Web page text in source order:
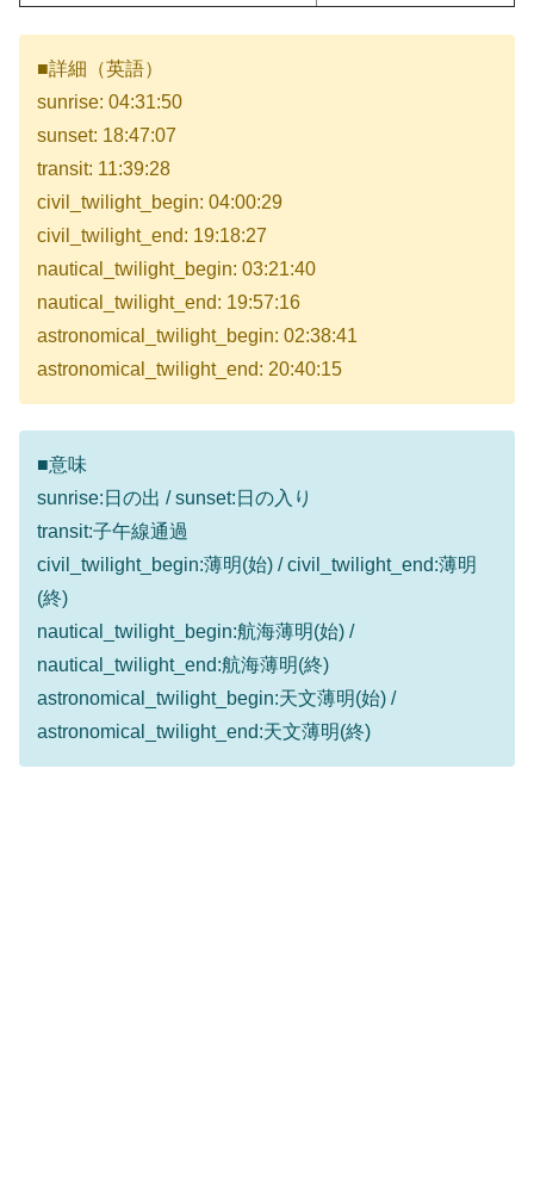
■詳細（英語）
sunrise: 04:31:50
sunset: 18:47:07
transit: 11:39:28
civil_twilight_begin: 04:00:29
civil_twilight_end: 19:18:27
nautical_twilight_begin: 03:21:40
nautical_twilight_end: 19:57:16
astronomical_twilight_begin: 02:38:41
astronomical_twilight_end: 20:40:15
■意味
sunrise:日の出 / sunset:日の入り
transit:子午線通過
civil_twilight_begin:薄明(始) / civil_twilight_end:薄明
(終)
nautical_twilight_begin:航海薄明(始) /
nautical_twilight_end:航海薄明(終)
astronomical_twilight_begin:天文薄明(始) /
astronomical_twilight_end:天文薄明(終)